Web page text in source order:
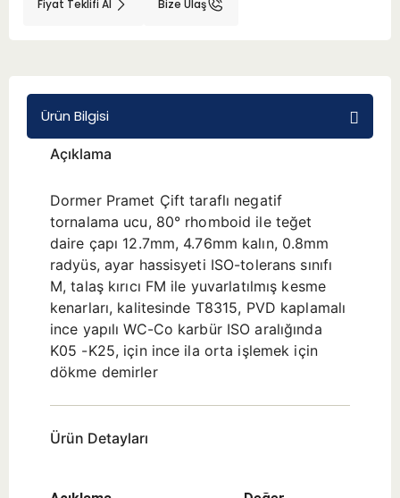
Adaptörler
Aksesuarlar
Fiyat Teklifi Al Bize Ulaş
Ürün Bilgisi
Açıklama
Dormer Pramet Çift taraflı negatif
tornalama ucu, 80° rhomboid ile teğet
daire çapı 12.7mm, 4.76mm kalın, 0.8mm
radyüs, ayar hassisyeti ISO-tolerans sınıfı
M, talaş kırıcı FM ile yuvarlatılmış kesme
kenarları, kalitesinde T8315, PVD kaplamalı
ince yapılı WC-Co karbür ISO aralığında
K05 -K25, için ince ila orta işlemek için
dökme demirler
Ürün Detayları